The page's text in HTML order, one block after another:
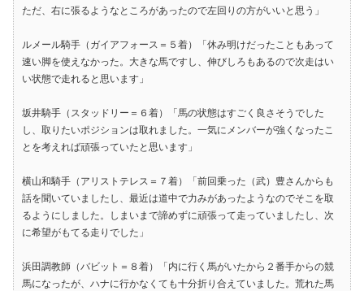
ただ、右に張るようなところがあったので左回りの方がいいと思う」
ルメール騎手（ガイアフォース＝５着）「休み明けだったこともあって
速い脚を使えなかった。大きな馬ですし、伸びしろもあるので次走はい
い状態で走れると思います」
坂井騎手（スタッドリー＝６着）「馬の状態はすごく良さそうでした
し、取りたいポジションは取れました。一気にメンバーが強くなったこ
とを考えれば頑張っていたと思います」
横山和騎手（アリストテレス＝７着）「前回乗った（武）豊さんからも
話を聞いていましたし、最近は道中で力みがあったようなのでそこを取
るようにしました。しまいまで諦めずに頑張って走っていましたし、次
に希望がもてる走りでした」
浜田調教師（バビット＝８着）「内に行く馬がいたから２番手からの競
馬になったが、ハナに行かなくても十分折り合えていました。荒れた馬